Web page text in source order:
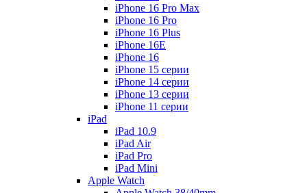
iPhone 16 Pro Max
iPhone 16 Pro
iPhone 16 Plus
iPhone 16E
iPhone 16
iPhone 15 серии
iPhone 14 серии
iPhone 13 серии
iPhone 11 серии
iPad
iPad 10.9
iPad Air
iPad Pro
iPad Mini
Apple Watch